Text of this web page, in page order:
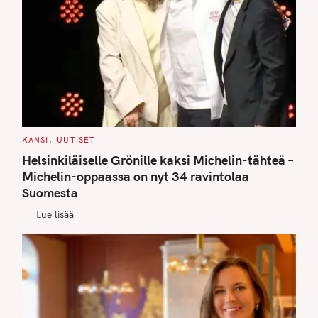
C
T
E
G
O
R
I
S
KANSI UUTISET
Helsinkiläiselle Grönille kaksi Michelin-tähteä –
Michelin-oppaassa on nyt 34 ravintolaa
Suomesta
Lue lisää